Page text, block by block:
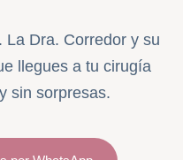
La Dra. Corredor y su
llegues a tu cirugía
sin sorpresas.